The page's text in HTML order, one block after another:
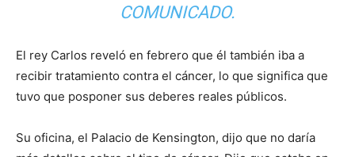
COMUNICADO.
El rey Carlos reveló en febrero que él también iba a
recibir tratamiento contra el cáncer, lo que significa que
tuvo que posponer sus deberes reales públicos.
Su oficina, el Palacio de Kensington, dijo que no daría